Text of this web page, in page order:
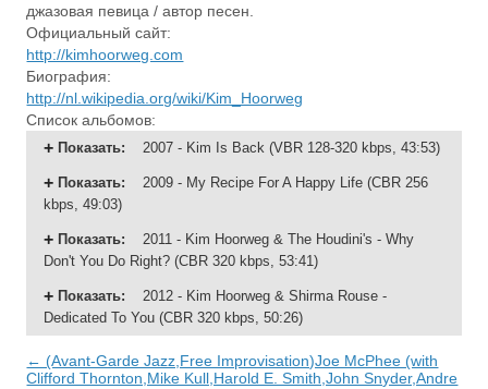
джазовая певица / автор песен.
Официальный сайт:
http://kimhoorweg.com
Биография:
http://nl.wikipedia.org/wiki/Kim_Hoorweg
Список альбомов:
Показать: 2007 - Kim Is Back (VBR 128-320 kbps, 43:53)
Показать:
2009 - My Recipe For A Happy Life (CBR 256
kbps, 49:03)
Показать:
2011 - Kim Hoorweg & The Houdini's - Why
Don't You Do Right? (CBR 320 kbps, 53:41)
Показать:
2012 - Kim Hoorweg & Shirma Rouse -
Dedicated To You (CBR 320 kbps, 50:26)
← (Avant-Garde Jazz,Free Improvisation)Joe McPhee (with
Clifford Thornton,Mike Kull,Harold E. Smith,John Snyder,Andre